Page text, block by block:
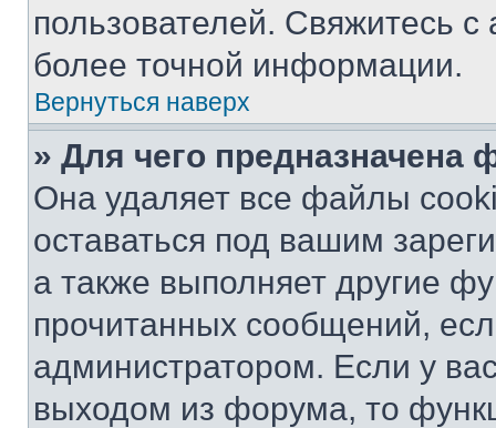
пользователей. Свяжитесь
более точной информации.
Вернуться наверх
» Для чего предназначена
Она удаляет все файлы
оставаться под вашим
а также выполняет другие
прочитанных сообщений,
администратором. Если у
выходом из форума, то